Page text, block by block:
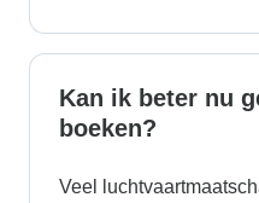
Kan ik beter nu
boeken?
Veel